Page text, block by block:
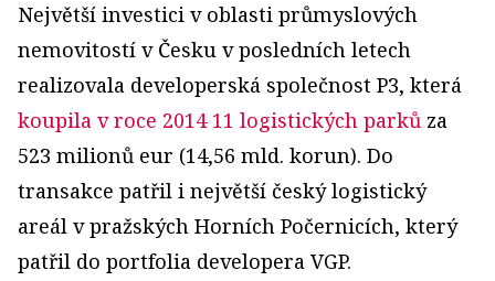
Největší investici v oblasti průmyslových
nemovitostí v Česku v posledních letech
realizovala developerská společnost P3, která
koupila v roce 2014 11 logistických parků za
523 milionů eur (14,56 mld. korun). Do
transakce patřil i největší český logistický
areál v pražských Horních Počernicích, který
patřil do portfolia developera VGP.